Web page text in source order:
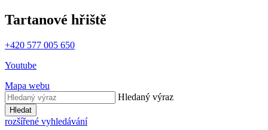
Tartanové hřiště
+420 577 005 650
Youtube
Mapa webu
Hledaný výraz
Hledat
rozšířené vyhledávání